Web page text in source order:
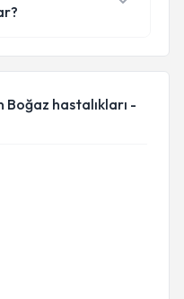
Boğaz hastalıkları -